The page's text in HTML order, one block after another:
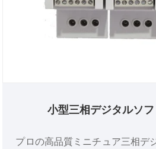
小型三相デジタルソ
プロの高品質ミニチュア三相デ